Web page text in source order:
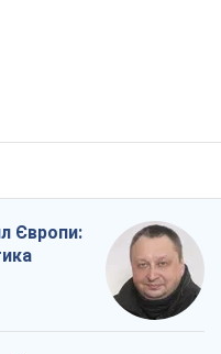
Європи: